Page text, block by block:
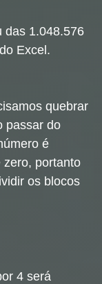
das 1.048.576
Excel.
quebrar
passar do
é
portanto
os blocos
4 será